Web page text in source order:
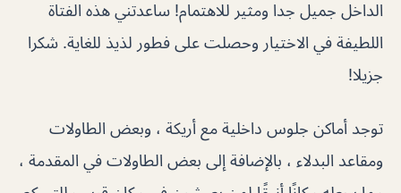
الداخل جميل جدا ومثير للاهتمام! ساعدتني هذه الفتاة
اللطيفة في الاختيار وحصلت على فطور لذيذ للغاية. شكرا
جزيلا!
توجد أماكن جلوس داخلية مع أريكة ، وبعض الطاولات
ومقاعد البدلاء ، بالإضافة إلى بعض الطاولات في المقدمة ،